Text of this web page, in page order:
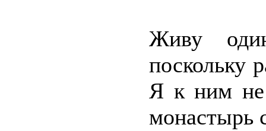
Живу
поскольку
Я к ним не
монастырь